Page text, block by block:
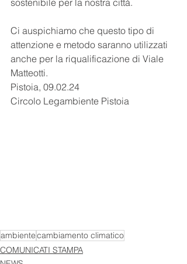
sostenibile per la nostra città.
Ci auspichiamo che questo tipo di
attenzione e metodo saranno utilizzati
anche per la riqualificazione di Viale
Matteotti.
Pistoia, 09.02.24
Circolo Legambiente Pistoia
ambientecambiamento climatico
COMUNICATI STAMPA